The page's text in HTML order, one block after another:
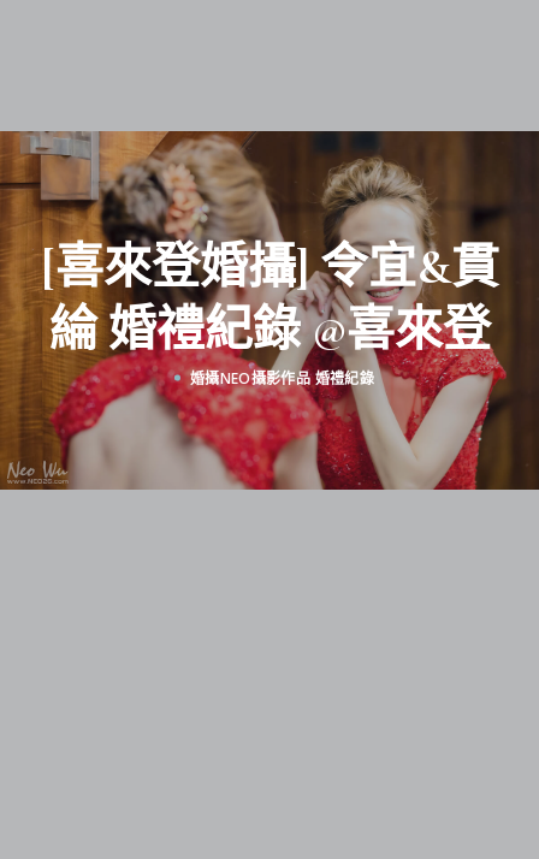
[喜來登婚攝] 令宜&貫
綸 婚禮紀錄 @喜來登
婚攝NEO攝影作品婚禮紀錄